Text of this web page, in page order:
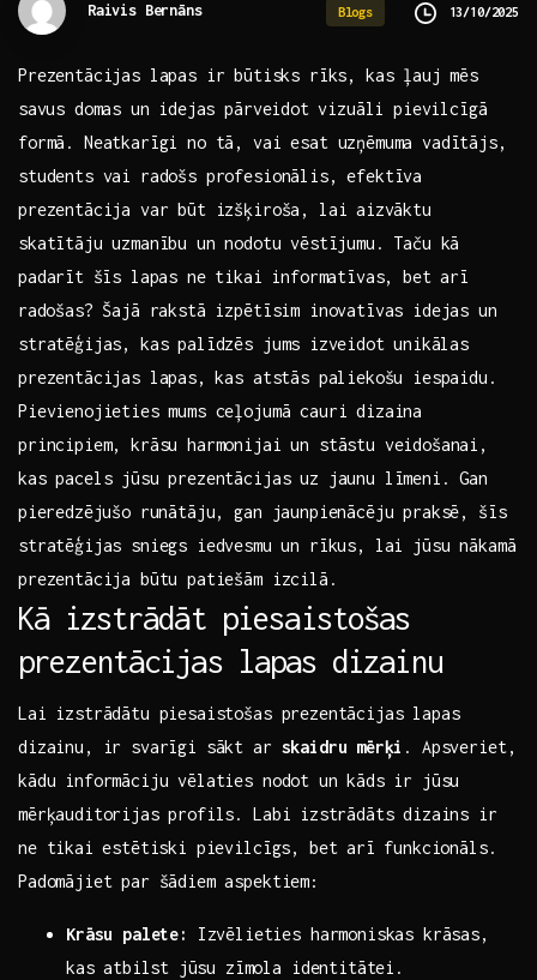
Raivis Bernāns Blogs 13/10/2025
Prezentācijas lapas ir⁢ būtisks rīks, kas ļauj mēs
⁢savus domas un ⁣idejas pārveidot ⁢vizuāli pievilcīgā
formā. Neatkarīgi no ​tā, vai esat uzņēmuma vadītājs,
students vai radošs profesionālis, efektīva
prezentācija var ‍būt izšķiroša, lai ⁣aizvāktu
‍skatītāju uzmanību un nodotu⁣ vēstījumu. Taču kā
padarīt⁢ šīs lapas⁤ ne‍ tikai informatīvas, bet arī
⁣radošas? Šajā ‍rakstā izpētīsim inovatīvas ‍idejas un
stratēģijas, kas palīdzēs jums ⁢izveidot⁤ unikālas ​
prezentācijas lapas,⁣ kas atstās paliekošu ‍iespaidu.
Pievienojieties mums ceļojumā ‍cauri‌ dizaina
principiem, krāsu harmonijai un​ stāstu veidošanai,
kas pacels jūsu prezentācijas ​uz ​jaunu ‍līmeni. ‍Gan
⁤pieredzējušo‍ runātāju, gan jaunpienācēju praksē, ⁢šīs
stratēģijas sniegs iedvesmu ⁢un rīkus, lai jūsu nākamā
prezentācija būtu patiešām izcilā.
Kā⁣ izstrādāt piesaistošas
prezentācijas lapas ⁣dizainu
Lai‌ izstrādātu piesaistošas ‍prezentācijas lapas
dizainu, ir svarīgi‍ sākt ar skaidru⁢ mērķi . Apsveriet,
kādu informāciju vēlaties‍ nodot un kāds ⁤ir jūsu
‍mērķauditorijas profils. Labi⁤ izstrādāts dizains⁤ ir⁣
ne​ tikai⁢ estētiski pievilcīgs, bet⁤ arī funkcionāls.
Padomājiet par šādiem aspektiem:
Krāsu palete:
Izvēlieties harmoniskas krāsas,
⁣kas atbilst⁣ jūsu‍ zīmola identitātei.